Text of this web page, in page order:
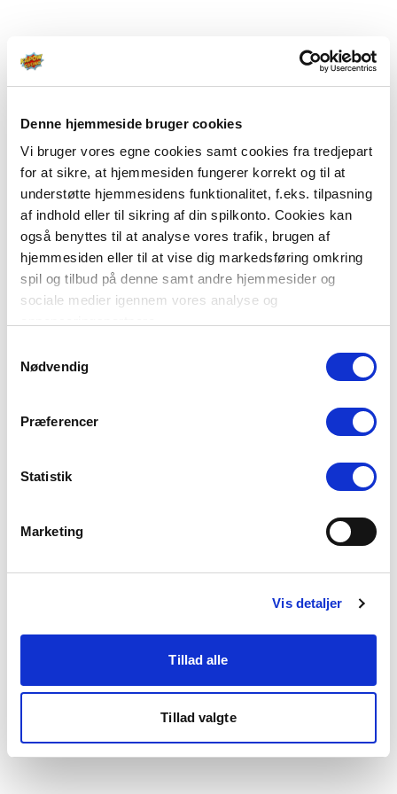
Denne hjemmeside bruger cookies
Vi bruger vores egne cookies samt cookies fra tredjepart
for at sikre, at hjemmesiden fungerer korrekt og til at
understøtte hjemmesidens funktionalitet, f.eks. tilpasning
af indhold eller til sikring af din spilkonto. Cookies kan
også benyttes til at analyse vores trafik, brugen af
hjemmesiden eller til at vise dig markedsføring omkring
spil og tilbud på denne samt andre hjemmesider og
sociale medier igennem vores analyse og
Du kan læse mere om vores brug af cookies under
"Detaljer" eller ved at klikke videre til vores Cookiepolitik,
Nødvendig
Præferencer
Statistik
Marketing
Vis detaljer
Tillad alle
Tillad valgte